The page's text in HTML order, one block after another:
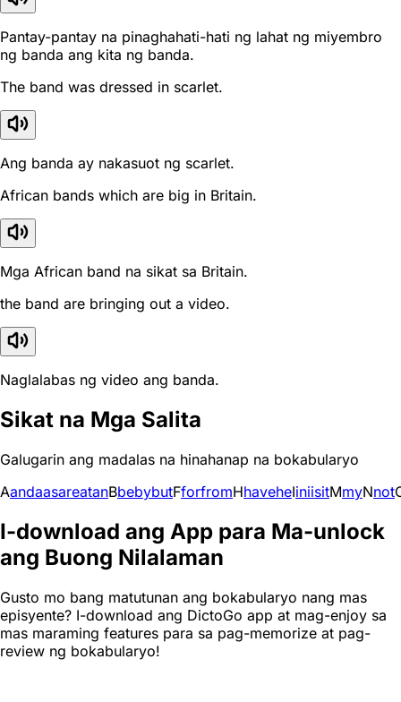
Pantay-pantay na pinaghahati-hati ng lahat ng miyembro
ng banda ang kita ng banda.
The band was dressed in scarlet.
Ang banda ay nakasuot ng scarlet.
African bands which are big in Britain.
Mga African band na sikat sa Britain.
the band are bringing out a video.
Naglalabas ng video ang banda.
Sikat na Mga Salita
Galugarin ang madalas na hinahanap na bokabularyo
AandaasareatanBbebybutFforfromHhaveheIiniisitMmyNnot
I-download ang App para Ma-unlock
ang Buong Nilalaman
Gusto mo bang matutunan ang bokabularyo nang mas
episyente? I-download ang DictoGo app at mag-enjoy sa
mas maraming features para sa pag-memorize at pag-
review ng bokabularyo!